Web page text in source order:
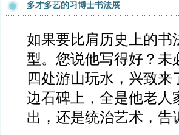
多才多艺的习博士书法展
如果要比肩历史上的书
型。您说他写得好？未
四处游山玩水，兴致
边石碑上，全是他老人
出，还是统治艺术，告